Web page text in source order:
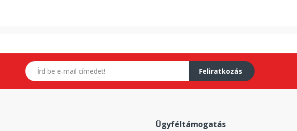
E-mail címed
Feliratkozás
Ügyféltámogatás